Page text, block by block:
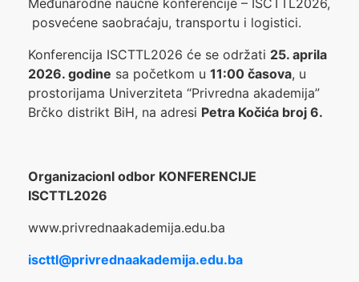
Međunarodne naučne konferencije – ISCTTL2026,
posvećene saobraćaju, transportu i logistici.
Konferencija ISCTTL2026 će se održati 25. aprila
2026. godine sa početkom u 11:00 časova, u
prostorijama Univerziteta “Privredna akademija”
Brčko distrikt BiH, na adresi Petra Kočića broj 6.
OrganizacionI odbor KONFERENCIJE
ISCTTL2026
www.privrednaakademija.edu.ba
iscttl@privrednaakademija.edu.ba